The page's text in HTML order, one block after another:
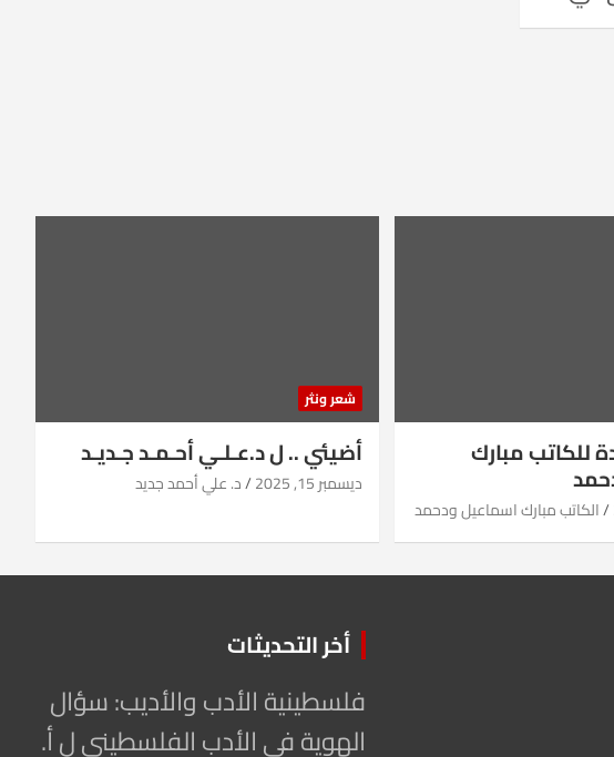
للكاتب مبارك
الكاتب مبارك اسماعيل ودحمد
شعر ونثر
أضيئي .. ل د.عـلـي أحـمـد جـديـد
ديسمبر 15, 2025 د. علي أحمد جديد
أخر التحديثات
فلسطينية الأدب والأديب: سؤال
الهوية في الأدب الفلسطيني ل أ.